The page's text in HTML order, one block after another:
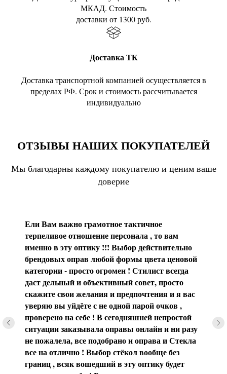
МКАД. Стоимость
доставки от 1300 руб.
Доставка ТК
Доставка транспортной компанией осуществляется в
пределах РФ. Срок и стоимость рассчитывается
индивидуально
ОТЗЫВЫ НАШИХ ПОКУПАТЕЛЕЙ
Мы благодарны каждому покупателю и ценим ваше
доверие
Ели Вам важно грамотное тактичное
терпеливое отношение персонала , то вам
именно в эту оптику !!! Выбор действительно
брендовых оправ любой формы цвета ценовой
категории - просто огромен ! Стилист всегда
даст дельный и объективный совет, просто
скажите свои желания и предпочтения и я вас
уверяю вы уйдёте с не одной парой очков ,
проверено на себе ! В сегодняшней непростой
ситуации заказывала оправы онлайн и ни разу
не пожалела, все подобрано и оправа и Стекла
все на отлично ! Выбор стёкол вообще без
границ , всяк вошедший в эту оптику будет